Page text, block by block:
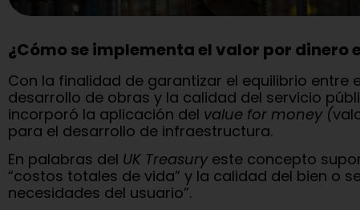
¿Cómo se implementa el valor por dinero
Con la finalidad de garantizar el equilibrio entre
desarrollo de obras y la calidad del servicio
incorporó la aplicación del value for money (
para el desarrollo de infraestructura.
En palabras del UK Treasury este concepto
“costos totales de vida” y la calidad del bien o
necesidades del usuario”.